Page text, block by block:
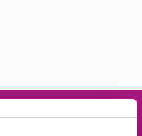
dignidadde las